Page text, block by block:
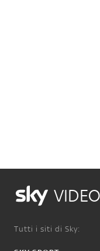
VIDEO
Tutti i siti di Sky: